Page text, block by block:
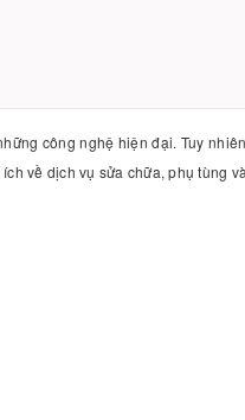
công nghệ hiện đại. Tuy
về dịch vụ sửa chữa, phụ tùng